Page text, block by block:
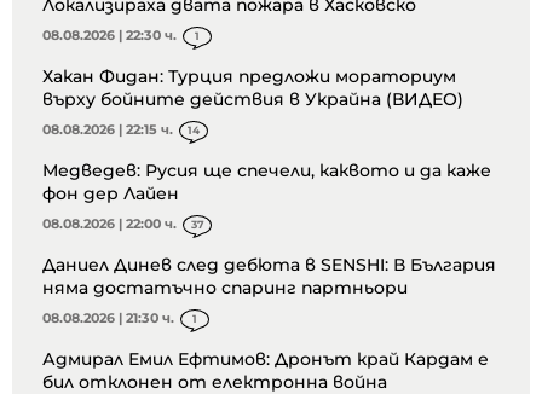
Локализираха двата пожара в Хасковско
08.08.2026 | 22:30 ч. 1
Хакан Фидан: Турция предложи мораториум
върху бойните действия в Украйна (ВИДЕО)
08.08.2026 | 22:15 ч. 14
Медведев: Русия ще спечели, каквото и да каже
фон дер Лайен
08.08.2026 | 22:00 ч. 37
Даниел Динев след дебюта в SENSHI: В България
няма достатъчно спаринг партньори
08.08.2026 | 21:30 ч. 1
Адмирал Емил Ефтимов: Дронът край Кардам е
бил отклонен от електронна война